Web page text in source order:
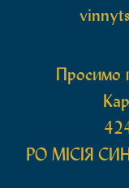
Просимо
РО МIСIЯ